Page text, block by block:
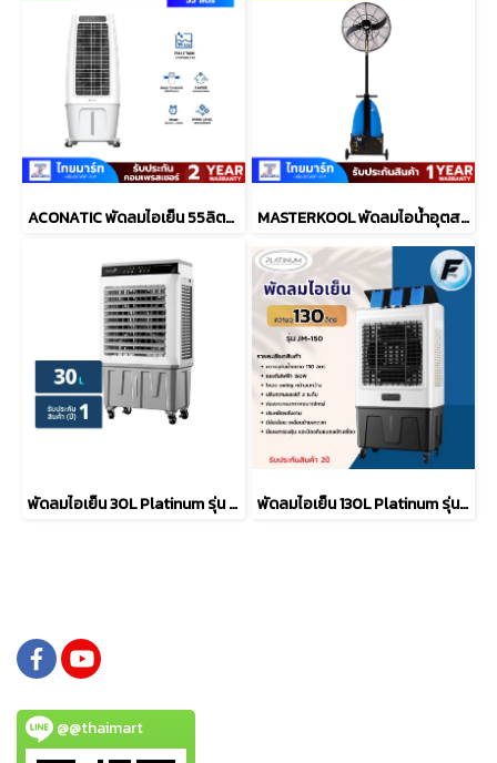
ACONATIC พัดลมไอเย็น 55ลิตร รุ่น AN-ACC5520 MASTERKOOL พัดลมไอน้ำอุตสาหกรรม 26" รุ่น IssyCool26
พัดลมไอเย็น 30L Platinum รุ่น KTM-D02 พัดลมไอเย็น 130L Platinum รุ่น JM-150
@@thaimart